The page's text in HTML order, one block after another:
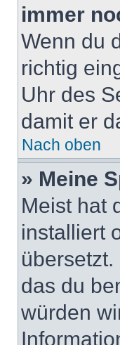
immer
Wenn du
richtig
Uhr des
damit er
Nach oben
» Meine
Meist hat
installiert
das du
würden